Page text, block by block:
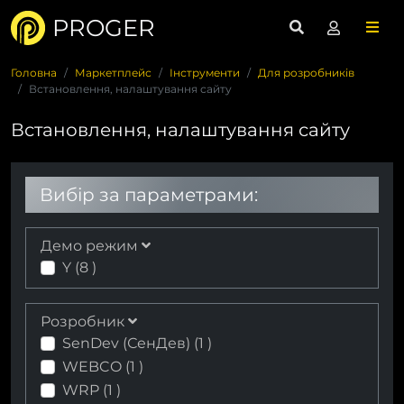
PROGER
Головна Маркетплейс Інструменти
Для розробників
Встановлення, налаштування сайту
Встановлення, налаштування сайту
Вибір за параметрами:
Демо режим
Y (8 )
Розробник
SenDev (СенДев) (1 )
WEBCO (1 )
WRP (1 )